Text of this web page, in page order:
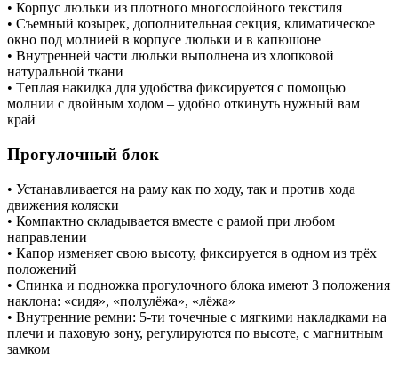
• Корпус люльки из плотного многослойного текстиля
• Съемный козырек, дополнительная секция, климатическое
окно под молнией в корпусе люльки и в капюшоне
• Внутренней части люльки выполнена из хлопковой
натуральной ткани
• Tеплая накидка для удобства фиксируется с помощью
молнии с двойным ходом – удобно откинуть нужный вам
край
Прогулочный блок
• Устанавливается на раму как по ходу, так и против хода
движения коляски
• Компактно складывается вместе с рамой при любом
направлении
• Капор изменяет свою высоту, фиксируется в одном из трёх
положений
• Спинка и подножка прогулочного блока имеют 3 положения
наклона: «сидя», «полулёжа», «лёжа»
• Внутренние ремни: 5-ти точечные с мягкими накладками на
плечи и паховую зону, регулируются по высоте, с магнитным
замком